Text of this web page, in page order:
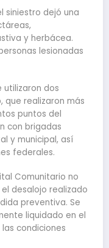
siniestro dejó una
y herbácea.
lesionadas
dos
que realizaron más
puntos del
con brigadas
y municipal, así
federales.
Comunitario no
desalojo realizado
preventiva. Se
liquidado en el
condiciones